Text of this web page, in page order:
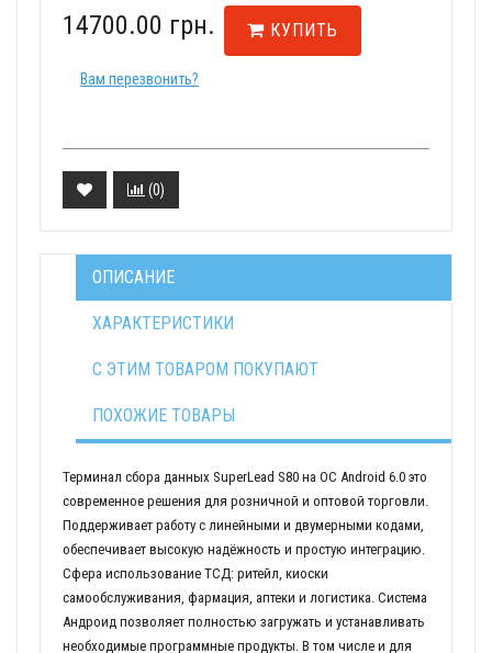
14700.00 грн. КУПИТЬ
Вам перезвонить?
(0)
ОПИСАНИЕ
ХАРАКТЕРИСТИКИ
С ЭТИМ ТОВАРОМ ПОКУПАЮТ
ПОХОЖИЕ ТОВАРЫ
Терминал сбора данных SuperLead S80 на OC Android 6.0 это
современное решения для розничной и оптовой торговли.
Поддерживает работу с линейными и двумерными кодами,
обеспечивает высокую надёжность и простую интеграцию.
Сфера использование ТСД: ритейл, киоски
самообслуживания, фармация, аптеки и логистика. Система
Андроид позволяет полностью загружать и устанавливать
необходимые программные продукты. В том числе и для